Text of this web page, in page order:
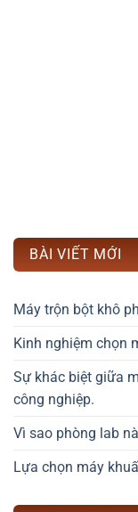
BÀI VIẾT MỚI
Máy trộn bột khô
Kinh nghiệm chọn
Sự khác biệt giữa
công nghiệp.
Vì sao phòng lab
Lựa chọn máy